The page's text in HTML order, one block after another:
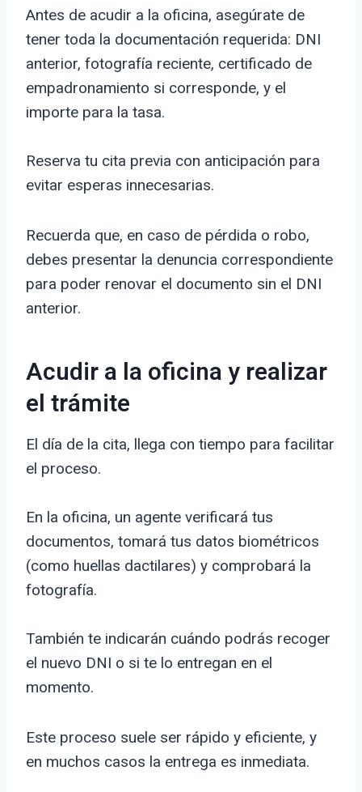
Antes de acudir a la oficina, asegúrate de
tener toda la documentación requerida: DNI
anterior, fotografía reciente, certificado de
empadronamiento si corresponde, y el
importe para la tasa.
Reserva tu cita previa con anticipación para
evitar esperas innecesarias.
Recuerda que, en caso de pérdida o robo,
debes presentar la denuncia correspondiente
para poder renovar el documento sin el DNI
anterior.
Acudir a la oficina y realizar
el trámite
El día de la cita, llega con tiempo para facilitar
el proceso.
En la oficina, un agente verificará tus
documentos, tomará tus datos biométricos
(como huellas dactilares) y comprobará la
fotografía.
También te indicarán cuándo podrás recoger
el nuevo DNI o si te lo entregan en el
momento.
Este proceso suele ser rápido y eficiente, y
en muchos casos la entrega es inmediata.